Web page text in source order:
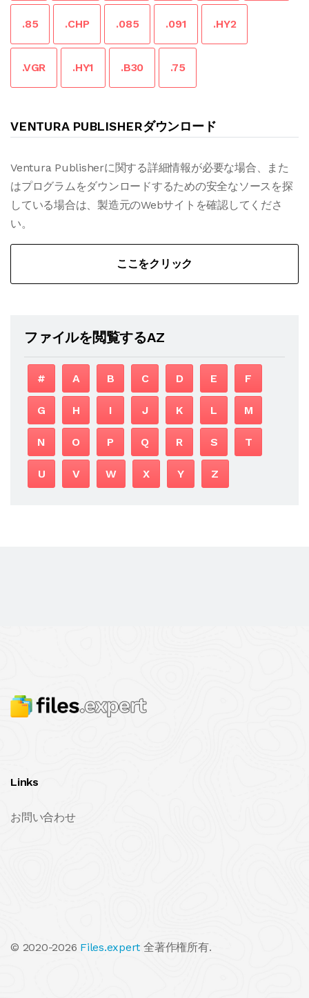
.85 .CHP .085 .091 .HY2
.VGR .HY1 .B30 .75
VENTURA PUBLISHERダウンロード
Ventura Publisherに関する詳細情報が必要な場合、また
はプログラムをダウンロードするための安全なソースを探
している場合は、製造元のWebサイトを確認してくださ
い。
ここをクリック
ファイルを閲覧するAZ
# A B C D E F
G H I J K L M
N O P Q R S T
U V W X Y Z
Links
お問い合わせ
© 2020-2026 Files.expert 全著作権所有.